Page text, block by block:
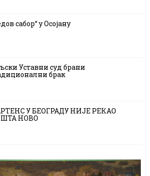
сабор“ у Осојану
Уставни суд брани
брак
У БЕОГРАДУ НИЈЕ РЕКАО
НОВО